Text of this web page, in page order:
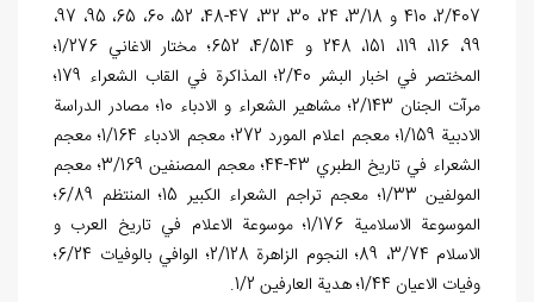
2/407، 410 و 3/18، 24، 30، 32، 47-48، 52، 60، 65، 95، 97،
99، 116، 119، 151، 248 و 4/514، 652؛ مختار الاغاني 1/276؛
المختصر في اخبار البشر 2/40؛ المذاکرة في القاب الشعراء 179؛
مرآت الجنان 2/143؛ مشاهير الشعراء و الادباء 10؛ مصادر الدراسة
الادبية 1/159؛ معجم اعلام المورد 272؛ معجم الادباء 1/164؛ معجم
الشعراء في تاريخ الطبري 43-44؛ معجم المصنفين 3/169؛ معجم
المولفين 1/33؛ معجم تراجم الشعراء الکبير 15؛ المنتظم 6/89؛
الموسوعة الاسلامية 1/176؛ موسوعة الاعلام في تاريخ العرب و
الاسلام 3/74، 89؛ النجوم الزاهرة 2/128؛ الوافي بالوفيات 6/24؛
وفيات الاعيان 1/44؛ هدية العارفين 1/2.